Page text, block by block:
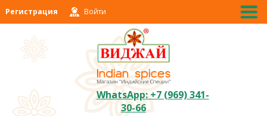
Регистрация Войти
WhatsApp: +7 (969) 341-
30-66